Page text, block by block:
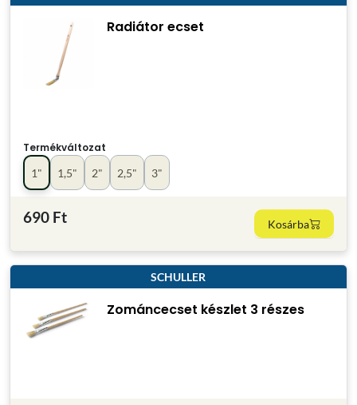
Radiátor ecset
Termékváltozat
1"
1,5" 2" 2,5" 3"
690 Ft Kosárba
SCHULLER
Zománcecset készlet 3 részes